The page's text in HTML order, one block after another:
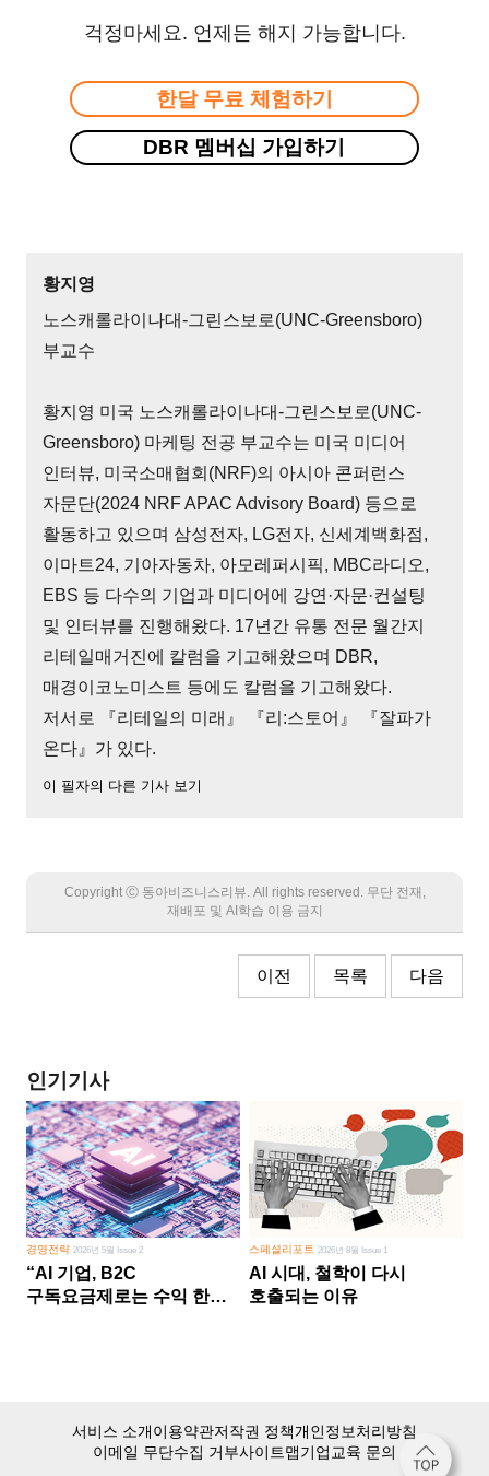
걱정마세요. 언제든 해지 가능합니다.
한달 무료 체험하기
DBR 멤버십 가입하기
황지영
노스캐롤라이나대-그린스보로(UNC-Greensboro)
부교수
황지영 미국 노스캐롤라이나대-그린스보로(UNC-
Greensboro) 마케팅 전공 부교수는 미국 미디어
인터뷰, 미국소매협회(NRF)의 아시아 콘퍼런스
자문단(2024 NRF APAC Advisory Board) 등으로
활동하고 있으며 삼성전자, LG전자, 신세계백화점,
이마트24, 기아자동차, 아모레퍼시픽, MBC라디오,
EBS 등 다수의 기업과 미디어에 강연·자문·컨설팅
및 인터뷰를 진행해왔다. 17년간 유통 전문 월간지
리테일매거진에 칼럼을 기고해왔으며 DBR,
매경이코노미스트 등에도 칼럼을 기고해왔다.
저서로 『리테일의 미래』 『리:스토어』 『잘파가
온다』가 있다.
이 필자의 다른 기사 보기
Copyright Ⓒ 동아비즈니스리뷰. All rights reserved. 무단 전재,
재배포 및 AI학습 이용 금지
이전 목록 다음
인기기사
경영전략2026년 5월 Issue 2
“AI 기업, B2C
구독요금제로는 수익 한계
스페셜리포트 2026년 8월 Issue 1
AI 시대, 철학이 다시
호출되는 이유
서비스 소개이용약관저작권 정책개인정보처리방침
이메일 무단수집 거부사이트맵기업교육 문의